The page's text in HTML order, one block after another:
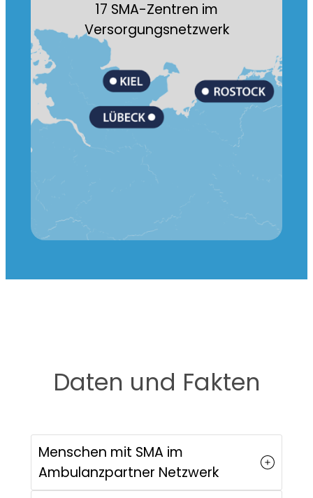
17 SMA-Zentren im
Versorgungsnetzwerk
Daten und Fakten
Menschen mit SMA im
Ambulanzpartner Netzwerk